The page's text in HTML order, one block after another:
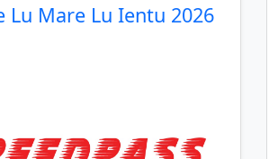
Lu Mare Lu Ientu 2026